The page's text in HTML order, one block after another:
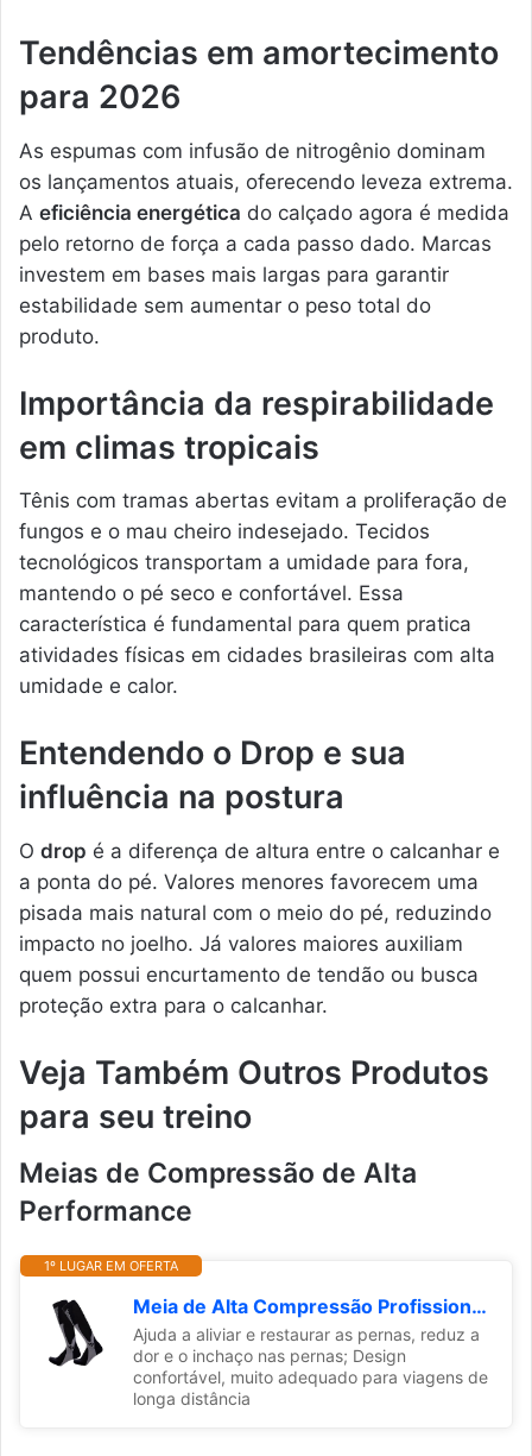
Tendências em amortecimento
para 2026
As espumas com infusão de nitrogênio dominam
os lançamentos atuais, oferecendo leveza extrema.
A eficiência energética do calçado agora é medida
pelo retorno de força a cada passo dado. Marcas
investem em bases mais largas para garantir
estabilidade sem aumentar o peso total do
produto.
Importância da respirabilidade
em climas tropicais
Tênis com tramas abertas evitam a proliferação de
fungos e o mau cheiro indesejado. Tecidos
tecnológicos transportam a umidade para fora,
mantendo o pé seco e confortável. Essa
característica é fundamental para quem pratica
atividades físicas em cidades brasileiras com alta
umidade e calor.
Entendendo o Drop e sua
influência na postura
O drop é a diferença de altura entre o calcanhar e
a ponta do pé. Valores menores favorecem uma
pisada mais natural com o meio do pé, reduzindo
impacto no joelho. Já valores maiores auxiliam
quem possui encurtamento de tendão ou busca
proteção extra para o calcanhar.
Veja Também Outros Produtos
para seu treino
Meias de Compressão de Alta
Performance
1º LUGAR EM OFERTA
Meia de Alta Compressão Profissional Estimula Circulação Corrida Ciclismo Varizes Alívio (BR, Alfa, M, Regular, Regular, 1Pares Preta)
Ajuda a aliviar e restaurar as pernas, reduz a
dor e o inchaço nas pernas; Design
confortável, muito adequado para viagens de
longa distância